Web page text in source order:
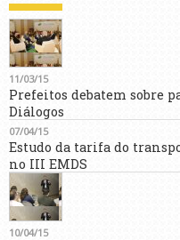
11/03/15
Prefeitos debatem sobre
Diálogos
07/04/15
Estudo da tarifa do
no III EMDS
10/04/15